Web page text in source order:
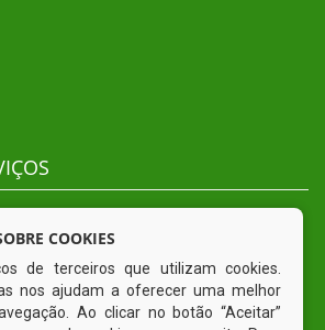
COOKIES
de terceiros que utilizam cookies.
nos ajudam a oferecer uma melhor
Ao clicar no botão “Aceitar”